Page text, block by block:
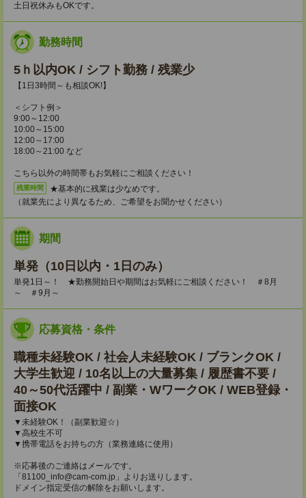
土日祝休みもOKです。
勤務時間
5ｈ以内OK / シフト勤務 / 残業少
【1日3時間～も相談OK!】
＜シフト例＞
9:00～12:00
10:00～15:00
12:00～17:00
18:00～21:00 など
こちら以外の時間帯もお気軽にご相談ください！
残業時間
★基本的に残業は少なめです。
（就業先により異なるため、ご希望をお聞かせください）
期間
単発（10日以内・1日のみ）
単発1日～！ ★勤務開始日や期間はお気軽にご相談ください！ ＃8月
～ ＃9月～
応募資格・条件
職種未経験OK / 社会人未経験OK / ブランクOK /
大学生歓迎 / 10名以上の大量募集 / 履歴書不要 /
40～50代活躍中 / 副業・WワークOK / WEB登録・
面接OK
▼未経験OK！（副業歓迎☆）
▼高校生不可
▼携帯電話をお持ちの方（業務連絡に使用）
※応募後のご連絡はメールです。
「81100_info@cam-com.jp」よりお送りします。
ドメイン指定受信の解除をお願いします。